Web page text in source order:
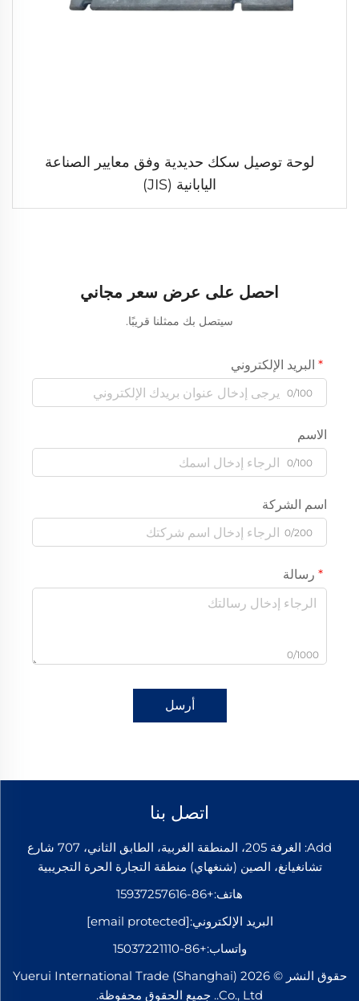
لوحة توصيل سكك حديدية وفق معايير الصناعة
اليابانية (JIS)
احصل على عرض سعر مجاني
سيتصل بك ممثلنا قريبًا.
البريد الإلكتروني
0/100
الاسم
0/100
اسم الشركة
0/200
رسالة
0/1000
أرسل
اتصل بنا
Add: الغرفة 205، المنطقة الغربية، الطابق الثاني، 707 شارع
تشانغيانغ، الصين (شنغهاي) منطقة التجارة الحرة التجريبية
هاتف:+86-15937257616
البريد الإلكتروني:[email protected]
واتساب:+86-15037221110
حقوق النشر © 2026 Yuerui International Trade (Shanghai)
Co., Ltd.. جميع الحقوق محفوظة.